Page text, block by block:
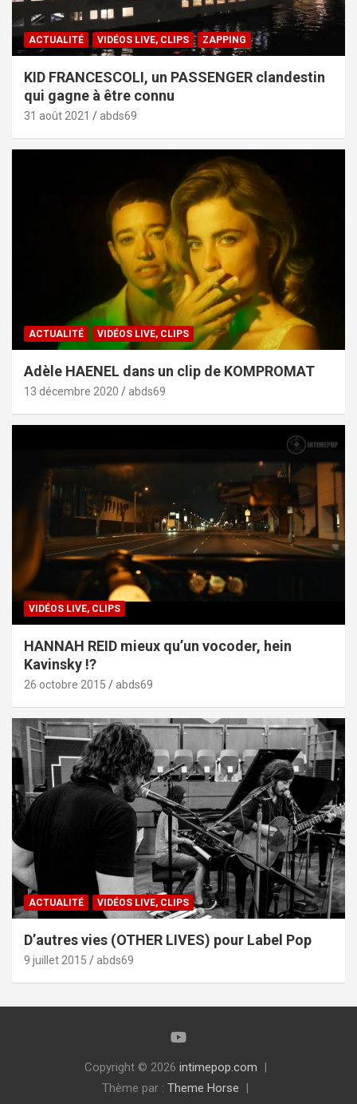
ACTUALITÉ VIDÉOS LIVE, CLIPS ZAPPING
KID FRANCESCOLI, un PASSENGER clandestin
qui gagne à être connu
31 août 2021 abds69
ACTUALITÉ VIDÉOS LIVE, CLIPS
Adèle HAENEL dans un clip de KOMPROMAT
13 décembre 2020 abds69
VIDÉOS LIVE, CLIPS
HANNAH REID mieux qu’un vocoder, hein
Kavinsky !?
26 octobre 2015 abds69
ACTUALITÉ VIDÉOS LIVE, CLIPS
D’autres vies (OTHER LIVES) pour Label Pop
9 juillet 2015 abds69
Copyright © 2026 intimepop.com
Thème par : Theme Horse